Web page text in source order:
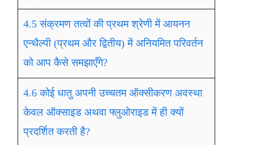
4.5 संक्रमण तत्वों की प्रथम श्रेणी में आयनन
एन्थैल्पी (प्रथम और द्वितीय) में अनियमित परिवर्तन
को आप कैसे समझाएँगे?
4.6 कोई धातु अपनी उच्चतम ऑक्सीकरण अवस्था
केवल ऑक्साइड अथवा फ्लुओराइड में ही क्यों
प्रदर्शित करती है?